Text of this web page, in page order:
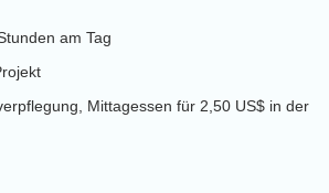
am Tag
Mittagessen für 2,50 US$ in der